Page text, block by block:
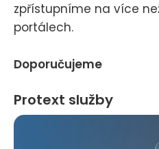
zpřístupníme na více
portálech.
Doporučujeme
Protext služby